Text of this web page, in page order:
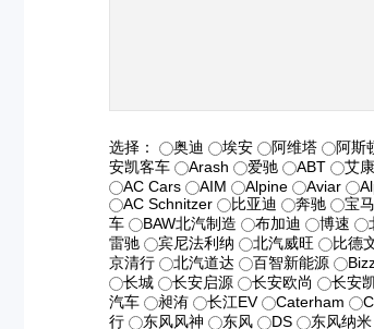
选择： 奥迪 埃安 阿维塔 阿斯
安凯客车
Arash 爱驰 ABT 艾
AC Cars
AIM Alpine Aviar
AC Schnitzer
比亚迪 奔驰 宝马
车
BAW北汽制造 布加迪 博速
雷驰
宾尼法利纳 北汽威旺 比德
京清行
北汽道达 百智新能源
长城
长安启源 长安欧尚 长安
汽车
昶洧 长江EV Caterham
行
东风风神 东风 DS 东风纳米